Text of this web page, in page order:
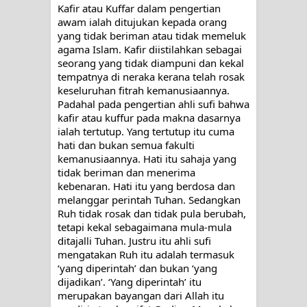
Kafir atau Kuffar dalam pengertian
awam ialah ditujukan kepada orang
yang tidak beriman atau tidak memeluk
agama Islam. Kafir diistilahkan sebagai
seorang yang tidak diampuni dan kekal
tempatnya di neraka kerana telah rosak
keseluruhan fitrah kemanusiaannya.
Padahal pada pengertian ahli sufi bahwa
kafir atau kuffur pada makna dasarnya
ialah tertutup. Yang tertutup itu cuma
hati dan bukan semua fakulti
kemanusiaannya. Hati itu sahaja yang
tidak beriman dan menerima
kebenaran. Hati itu yang berdosa dan
melanggar perintah Tuhan. Sedangkan
Ruh tidak rosak dan tidak pula berubah,
tetapi kekal sebagaimana mula-mula
ditajalli Tuhan. Justru itu ahli sufi
mengatakan Ruh itu adalah termasuk
‘yang diperintah’ dan bukan ‘yang
dijadikan’. ‘Yang diperintah’ itu
merupakan bayangan dari Allah itu